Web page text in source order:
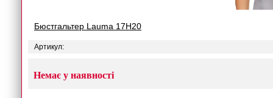
Бюстгальтер Lauma 17H20
Артикул:
Немає у наявності